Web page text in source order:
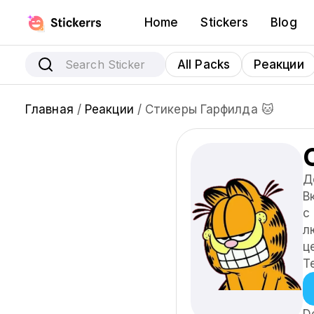
Home Stickers Blog
All Packs Реакции
Главная / Реакции / Стикеры Гарфилда 🐱
с